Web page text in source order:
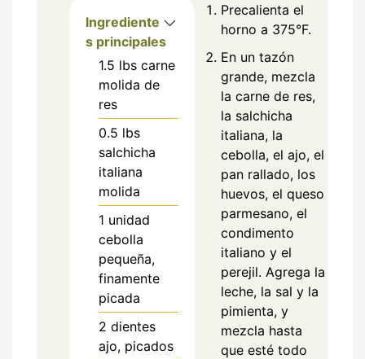
Ingrediente
s principales
1.5 lbs carne
molida de
res
0.5 lbs
salchicha
italiana
molida
1 unidad
cebolla
pequeña,
finamente
picada
2 dientes
ajo, picados
Precalienta el
horno a 375°F.
En un tazón
grande, mezcla
la carne de res,
la salchicha
italiana, la
cebolla, el ajo, el
pan rallado, los
huevos, el queso
parmesano, el
condimento
italiano y el
perejil. Agrega la
leche, la sal y la
pimienta, y
mezcla hasta
que esté todo